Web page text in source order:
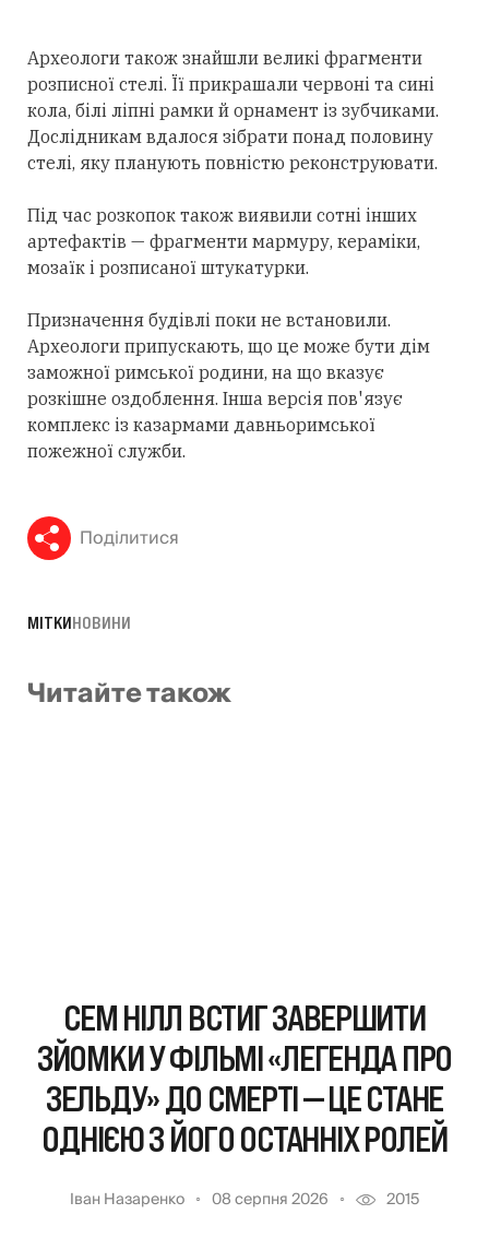
Археологи також знайшли великі фрагменти
розписної стелі. Її прикрашали червоні та сині
кола, білі ліпні рамки й орнамент із зубчиками.
Дослідникам вдалося зібрати понад половину
стелі, яку планують повністю реконструювати.
Під час розкопок також виявили сотні інших
артефактів — фрагменти мармуру, кераміки,
мозаїк і розписаної штукатурки.
Призначення будівлі поки не встановили.
Археологи припускають, що це може бути дім
заможної римської родини, на що вказує
розкішне оздоблення. Інша версія пов'язує
комплекс із казармами давньоримської
пожежної служби.
Поділитися
МІТКИНОВИНИ
Читайте також
СЕМ НІЛЛ ВСТИГ ЗАВЕРШИТИ
ЗЙОМКИ У ФІЛЬМІ «ЛЕГЕНДА ПРО
ЗЕЛЬДУ» ДО СМЕРТІ — ЦЕ СТАНЕ
ОДНІЄЮ З ЙОГО ОСТАННІХ РОЛЕЙ
Іван Назаренко 08 серпня 2026 2015